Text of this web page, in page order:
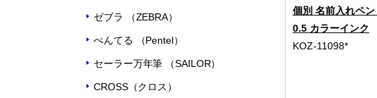
ゼブラ （ZEBRA）
ぺんてる （Pentel）
セーラー万年筆 （SAILOR）
CROSS（クロス）
個別 名前入れペ
0.5 カラーインク
KOZ-11098*